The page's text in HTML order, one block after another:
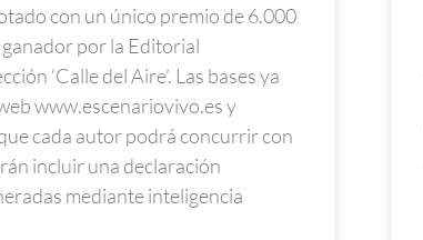
con un único premio de 6.000
por la Editorial
‘Calle del Aire’. Las bases ya
www.escenariovivo.es y
cada autor podrá concurrir con
incluir una declaración
mediante inteligencia